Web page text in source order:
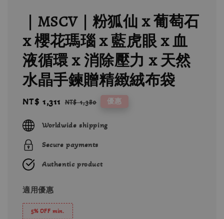
｜MSCV｜粉狐仙 x 葡萄石
x 櫻花瑪瑙 x 藍虎眼 x 血
液循環 x 消除壓力 x 天然
水晶手鍊贈精緻絨布袋
Sale
NT$ 1,311 Regular
NT$ 1,380 優惠
Worldwide shipping
Secure payments
Authentic product
適用優惠
5% OFF min.